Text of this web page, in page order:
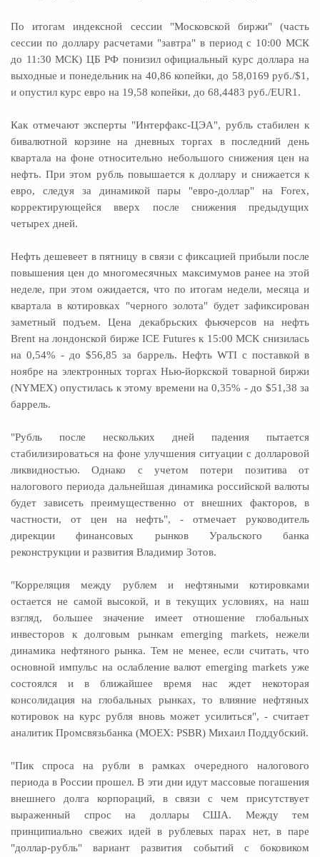
По итогам индексной сессии "Московской биржи" (часть
сессии по доллару расчетами "завтра" в период с 10:00 МСК
до 11:30 МСК) ЦБ РФ понизил официальный курс доллара на
выходные и понедельник на 40,86 копейки, до 58,0169 руб./$1,
и опустил курс евро на 19,58 копейки, до 68,4483 руб./EUR1.
Как отмечают эксперты "Интерфакс-ЦЭА", рубль стабилен к
бивалютной корзине на дневных торгах в последний день
квартала на фоне относительно небольшого снижения цен на
нефть. При этом рубль повышается к доллару и снижается к
евро, следуя за динамикой пары "евро-доллар" на Forex,
корректирующейся вверх после снижения предыдущих
четырех дней.
Нефть дешевеет в пятницу в связи с фиксацией прибыли после
повышения цен до многомесячных максимумов ранее на этой
неделе, при этом ожидается, что по итогам недели, месяца и
квартала в котировках "черного золота" будет зафиксирован
заметный подъем. Цена декабрьских фьючерсов на нефть
Brent на лондонской бирже ICE Futures к 15:00 МСК снизилась
на 0,54% - до $56,85 за баррель. Нефть WTI с поставкой в
ноябре на электронных торгах Нью-йоркской товарной биржи
(NYMEX) опустилась к этому времени на 0,35% - до $51,38 за
баррель.
"Рубль после нескольких дней падения пытается
стабилизироваться на фоне улучшения ситуации с долларовой
ликвидностью. Однако с учетом потери позитива от
налогового периода дальнейшая динамика российской валюты
будет зависеть преимущественно от внешних факторов, в
частности, от цен на нефть", - отмечает руководитель
дирекции финансовых рынков Уральского банка
реконструкции и развития Владимир Зотов.
"Корреляция между рублем и нефтяными котировками
остается не самой высокой, и в текущих условиях, на наш
взгляд, большее значение имеет отношение глобальных
инвесторов к долговым рынкам emerging markets, нежели
динамика нефтяного рынка. Тем не менее, если считать, что
основной импульс на ослабление валют emerging markets уже
состоялся и в ближайшее время нас ждет некоторая
консолидация на глобальных рынках, то влияние нефтяных
котировок на курс рубля вновь может усилиться", - считает
аналитик Промсвязьбанка (MOEX: PSBR) Михаил Поддубский.
"Пик спроса на рубли в рамках очередного налогового
периода в России прошел. В эти дни идут массовые погашения
внешнего долга корпораций, в связи с чем присутствует
выраженный спрос на доллары США. Между тем
принципиально свежих идей в рублевых парах нет, в паре
"доллар-рубль" вариант развития событий с боковиком